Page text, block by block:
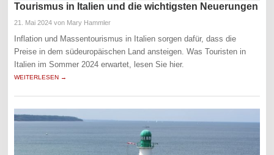
Tourismus in Italien und die wichtigsten Neuerungen
21. Mai 2024 von Mary Hammler
Inflation und Massentourismus in Italien sorgen dafür, dass die
Preise in dem südeuropäischen Land ansteigen. Was Touristen in
Italien im Sommer 2024 erwartet, lesen Sie hier.
WEITERLESEN →